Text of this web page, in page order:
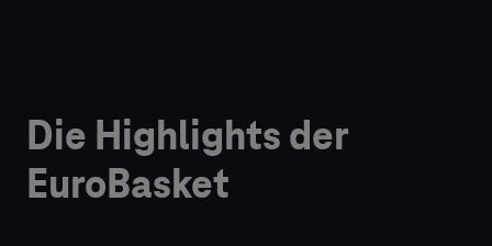
Die Highlights der
EuroBasket